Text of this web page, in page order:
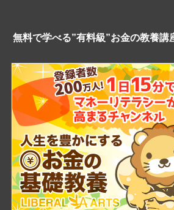
無料で学べる”有料級”お金の教養講